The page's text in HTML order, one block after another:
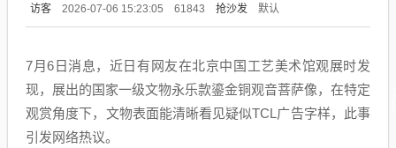
访客 2026-07-06 15:23:05 61843 抢沙发 默认
7月6日消息，近日有网友在北京中国工艺美术馆观展时发
现，展出的国家一级文物永乐款鎏金铜观音菩萨像，在特定
观赏角度下，文物表面能清晰看见疑似TCL广告字样，此事
引发网络热议。